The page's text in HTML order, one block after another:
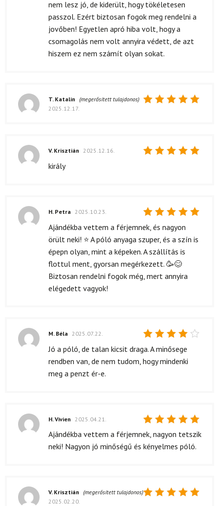
nem lesz jó, de kiderült, hogy tökéletesen
passzol. Ezért biztosan fogok meg rendelni a
jovőben! Egyetlen apró hiba volt, hogy a
csomagolás nem volt annyira védett, de azt
hiszem ez nem számít olyan sokat.
T. Katalin (megerősített tulajdonos)
2025.12.17.
V. Krisztián 2025.12.16.
király
Értékelés:
/ 5
H. Petra 2025.10.23.
Ajándékba vettem a férjemnek, és nagyon
örült neki! ⭐ A póló anyaga szuper, és a szín is
épepn olyan, mint a képeken. A szállítás is
flottul ment, gyorsan megérkezett. 🥳😊
Biztosan rendelni fogok még, mert annyira
elégedett vagyok!
Értékelés:
M. Béla 2025.07.22.
Jó a póló, de talan kicsit draga. A minősege
rendben van, de nem tudom, hogy mindenki
meg a penzt ér-e.
Értékelés:
/ 5
H. Vivien 2025.04.21.
Ajándékba vettem a férjemnek, nagyon tetszik
neki! Nagyon jó minőségű és kényelmes póló.
V. Krisztián (megerősített tulajdonos)
2025.02.20.